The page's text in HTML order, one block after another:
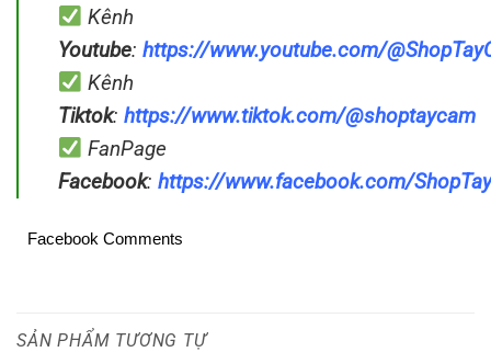
Kênh
Youtube: https://www.youtube.com/
Kênh
Tiktok: https://www.tiktok.com/@shoptaycam
FanPage
Facebook: https://www.facebook.com/
Facebook Comments
SẢN PHẨM TƯƠNG TỰ